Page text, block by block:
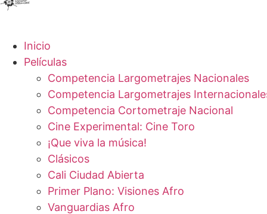
Inicio
Películas
Competencia Largometrajes Nacionales
Competencia Largometrajes
Competencia Cortometraje Nacional
Cine Experimental: Cine Toro
¡Que viva la música!
Clásicos
Cali Ciudad Abierta
Primer Plano: Visiones Afro
Vanguardias Afro